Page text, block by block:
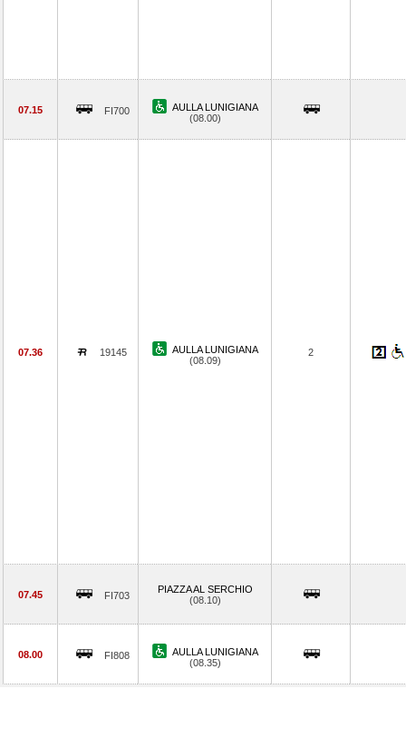
07.15 FI700
AULLA LUNIGIANA
(08.00)
07.36 19145
AULLA LUNIGIANA
(08.09)
2
07.45 FI703
PIAZZA AL SERCHIO
(08.10)
08.00 FI808
AULLA LUNIGIANA
(08.35)